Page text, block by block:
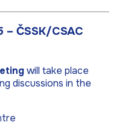
ČSSK/CSAC
will take place
discussions in the